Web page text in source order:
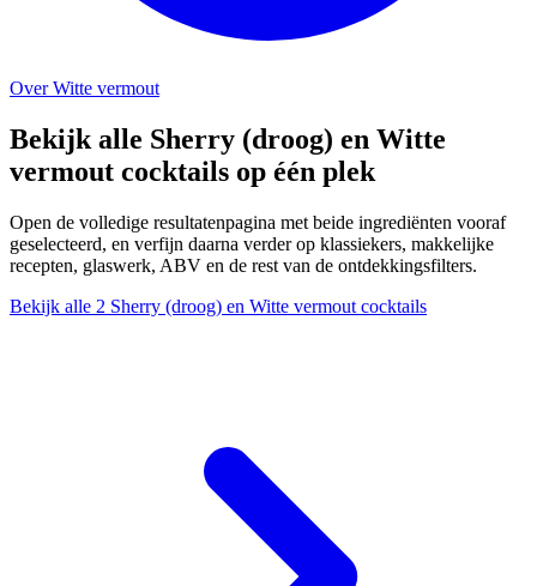
Over Witte vermout
Bekijk alle Sherry (droog) en Witte
vermout cocktails op één plek
Open de volledige resultatenpagina met beide ingrediënten vooraf
geselecteerd, en verfijn daarna verder op klassiekers, makkelijke
recepten, glaswerk, ABV en de rest van de ontdekkingsfilters.
Bekijk alle 2 Sherry (droog) en Witte vermout cocktails